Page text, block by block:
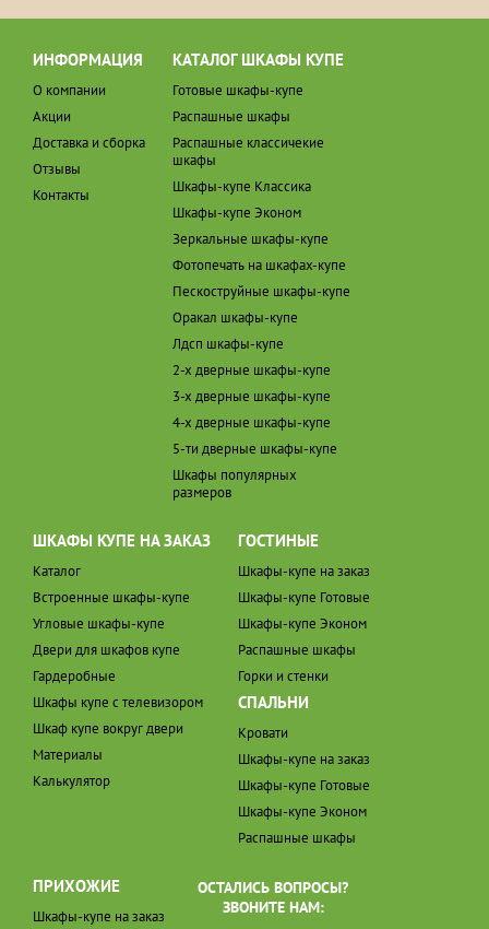
ИНФОРМАЦИЯ
О компании
Акции
Доставка и сборка
Отзывы
Контакты
КАТАЛОГ ШКАФЫ КУПЕ
Готовые шкафы-купе
Распашные шкафы
Распашные классичекие
шкафы
Шкафы-купе Классика
Шкафы-купе Эконом
Зеркальные шкафы-купе
Фотопечать на шкафах-купе
Пескоструйные шкафы-купе
Оракал шкафы-купе
Лдсп шкафы-купе
2-х дверные шкафы-купе
3-х дверные шкафы-купе
4-х дверные шкафы-купе
5-ти дверные шкафы-купе
Шкафы популярных
размеров
ШКАФЫ КУПЕ НА ЗАКАЗ
Каталог
Встроенные шкафы-купе
Угловые шкафы-купе
Двери для шкафов купе
Гардеробные
Шкафы купе с телевизором
Шкаф купе вокруг двери
Материалы
Калькулятор
ГОСТИНЫЕ
Шкафы-купе на заказ
Шкафы-купе Готовые
Шкафы-купе Эконом
Распашные шкафы
Горки и стенки
СПАЛЬНИ
Кровати
Шкафы-купе на заказ
Шкафы-купе Готовые
Шкафы-купе Эконом
Распашные шкафы
ПРИХОЖИЕ
Шкафы-купе на заказ
ОСТАЛИСЬ ВОПРОСЫ?
ЗВОНИТЕ НАМ: